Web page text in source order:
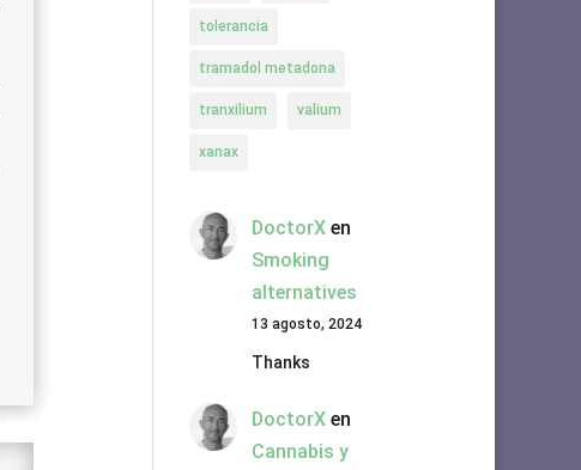
tolerancia
tramadol metadona
tranxilium valium
xanax
DoctorXen
Smoking
alternatives
13 agosto, 2024
Thanks
DoctorXen
Cannabis y